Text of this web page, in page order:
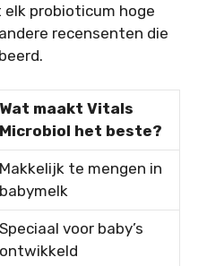
elk probioticum hoge
recensenten die
Wat maakt Vitals
Microbiol het beste?
Makkelijk te mengen in
babymelk
Speciaal voor baby’s
ontwikkeld